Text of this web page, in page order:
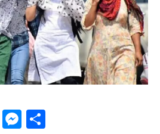
Telegram
Messenger